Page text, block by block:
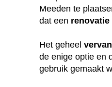
Meeden te
dat een renovatie
Het geheel
de enige optie en
gebruik gemaakt